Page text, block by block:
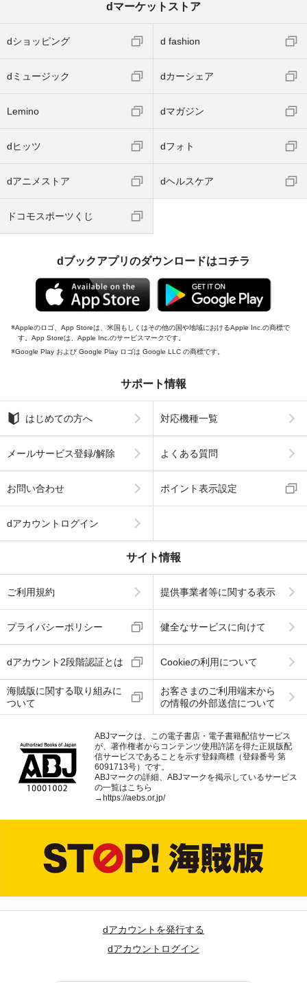
dマーケットストア
dショッピング d fashion
dミュージック dカーシェア
Lemino dマガジン
dヒッツ dフォト
dアニメストア dヘルスケア
ドコモスポーツくじ
dブックアプリのダウンロードはコチラ
Appleのロゴ、App Storeは、米国もしくはその他の国や地域におけるApple Inc.の商標で
す。App Storeは、Apple Inc.のサービスマークです。
Google Play および Google Play ロゴは Google LLC の商標です。
サポート情報
はじめての方へ 対応機種一覧
メールサービス登録/解除 よくある質問
お問い合わせ ポイント表示設定
dアカウントログイン
サイト情報
ご利用規約 提供事業者等に関する表示
プライバシーポリシー 健全なサービスに向けて
dアカウント2段階認証とは Cookieの利用について
海賊版に関する取り組みに
ついて
お客さまのご利用端末から
の情報の外部送信について
ABJマークは、この電子書店・電子書籍配信サービス
が、著作権者からコンテンツ使用許諾を得た正規版配
信サービスであることを示す登録商標（登録番号 第
6091713号）です。
ABJマークの詳細、ABJマークを掲示しているサービス
の一覧はこちら
→ https://aebs.or.jp/
dアカウントを発行する
dアカウントログイン